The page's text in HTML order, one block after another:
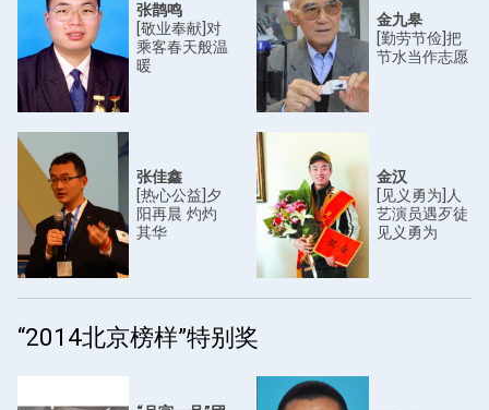
张鹊鸣
[敬业奉献]对
乘客春天般温
暖
金九皋
[勤劳节俭]把
节水当作志愿
张佳鑫
[热心公益]夕
阳再晨 灼灼
其华
金汉
[见义勇为]人
艺演员遇歹徒
见义勇为
“2014北京榜样”特别奖